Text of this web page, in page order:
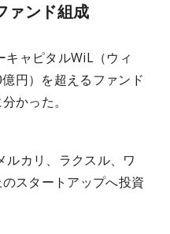
ァンド組成
キャピタルWiL（ウィ
円）を超えるファンド
かった。
ルカリ、ラクスル、ワ
スタートアップへ投資